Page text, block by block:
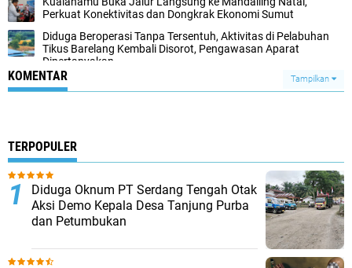
Perkuat Konektivitas dan Dongkrak Ekonomi Sumut
Diduga Beroperasi Tanpa Tersentuh, Aktivitas di Pelabuhan
Tikus Barelang Kembali Disorot, Pengawasan Aparat
Dipertanyakan
KOMENTAR Tampilkan
TERPOPULER
Diduga Oknum PT Serdang Tengah Otak
Aksi Demo Kepala Desa Tanjung Purba
dan Petumbukan